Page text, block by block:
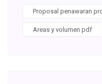
Proposal penawaran
Areas y volumen pdf